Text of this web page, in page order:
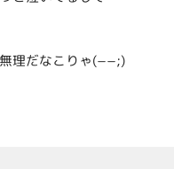
理だなこりゃ(−−;)